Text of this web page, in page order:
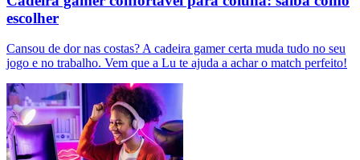
escolher
Cansou de dor nas costas? A cadeira gamer certa muda tudo no seu
jogo e no trabalho. Vem que a Lu te ajuda a achar o match perfeito!